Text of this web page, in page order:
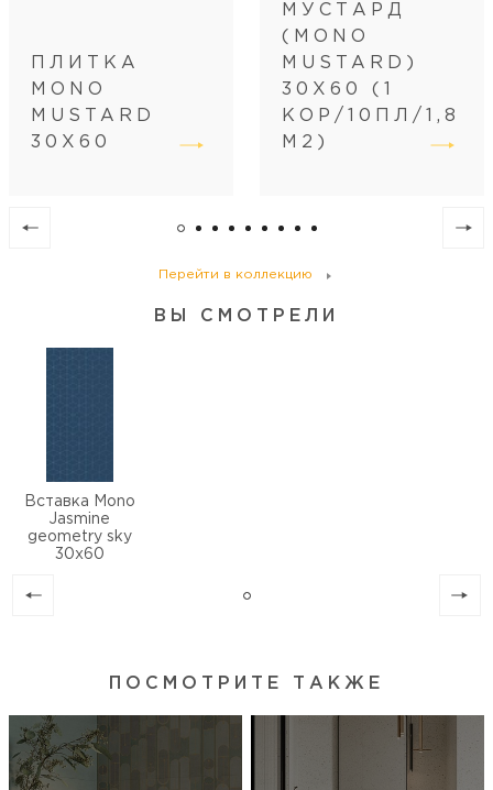
Перейти в коллекцию
ПЛИТКА
MONO
MUSTARD
30Х60
МУСТАРД
(MONO
MUSTARD)
30Х60 (1
КОР/10ПЛ/1,8
М2)
ВЫ СМОТРЕЛИ
Вставка Mono
Jasmine
geometry sky
30х60
ПОСМОТРИТЕ ТАКЖЕ